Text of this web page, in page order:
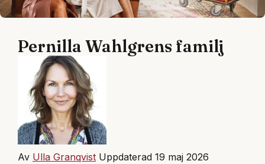
Pernilla Wahlgrens familj
Av Ulla Granqvist Uppdaterad 19 maj 2026